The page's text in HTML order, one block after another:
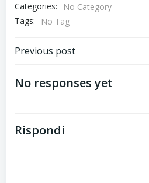
Categories:
No Category
Tags:
No Tag
Post
navigation
Previous post
No responses yet
Rispondi